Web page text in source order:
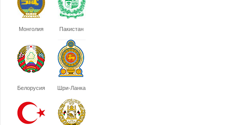
Монголия Пакистан
Белорусия Шри-Ланка